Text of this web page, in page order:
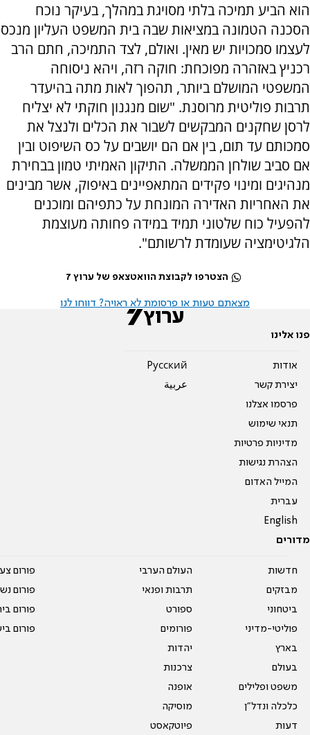
הוא הביע תמיכה בלתי מסויגת במהלך, בעיקר נוכח
הסכנה הטמונה במציאות שבה בית המשפט העליון מנכס
לעצמו סמכויות יש מאין. ואולם, לצד התמיכה, חתם הרב
רכניץ באזהרה מפוכחת: חוקה רזה, ויהא ניסוחה
המשפטי המושלם ביותר, תהפוך לאות מתה בהיעדר
תרבות פוליטית מרוסנת. "שום מנגנון חוקתי לא יצליח
לרסן שחקנים המבקשים לשבור את הכלים ולנצל את
סמכותם עד תום, בין אם הם יושבים על כס השיפוט ובין
אם סביב שולחן הממשלה. התיקון האמיתי טמון בבחירת
מנהיגים ומינוי פקידים המתאפיינים באיפוק, אשר מבינים
את האחריות האדירה המונחת על כתפיהם ומוכנים
להפעיל כוח שלטוני תמיד במידה פחותה מעוצמת
הלגיטימציה שעומדת לרשותם".
הצטרפו לקבוצת הוואטצאפ של ערוץ 7
מצאתם טעות או פרסומת לא ראויה? דווחו לנו
פנו אלינו
אודות
יצירת קשר
פרסמו אצלנו
תנאי שימוש
מדיניות פרטיות
הצהרת נגישות
המייל האדום
עברית
English
Pусский
عربية
מדורים
חדשות
מבזקים
ביטחוני
פוליטי-מדיני
בארץ
בעולם
משפט ופלילים
כלכלה ונדל"ן
דעות
העולם הערבי
תרבות ופנאי
ספורט
פורומים
יהדות
צרכנות
אופנה
מוסיקה
פיוטקאסט
פורום
פורום
פורום
פורום